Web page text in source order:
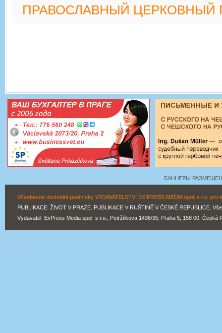
ПРАВОСЛАВНЫЙ ЦЕРКОВНЫЙ
БАННЕРЫ РАЗМЕЩЕНЫ
Všeobecné obchodní podmínky VYDAVATELSTVÍ EX PRESS MEDIA spol. s r.o.
PUBLIKACE: ŽIVOT V PRAZE. PUBLIKACE V RUŠTINĚ V ČESKÉ REPUBLICE.
Vydavatel: ExPress Media spol. s r.o., Petržílkova 1436/35, Praha 5, 158 00,